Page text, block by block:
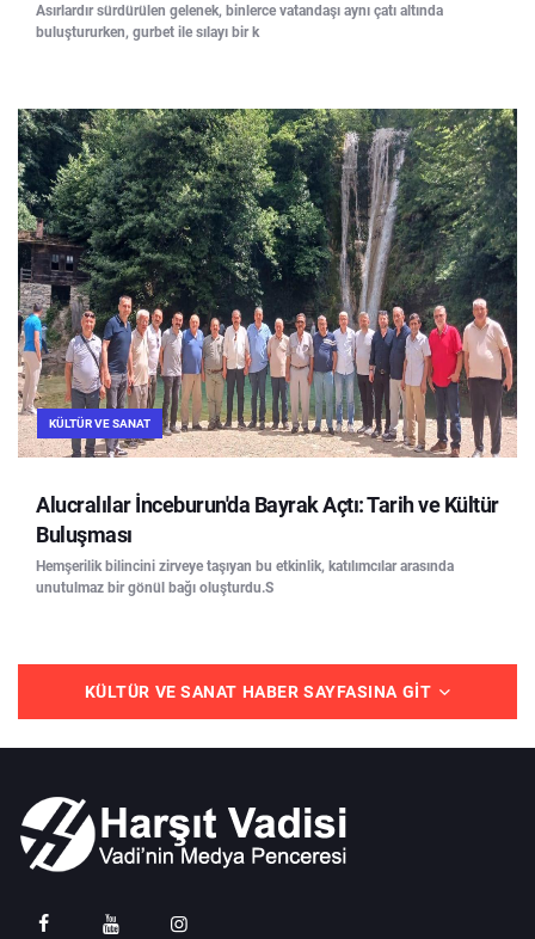
Asırlardır sürdürülen gelenek, binlerce vatandaşı aynı çatı altında
buluştururken, gurbet ile sılayı bir k
KÜLTÜR VE SANAT
Alucralılar İnceburun'da Bayrak Açtı: Tarih ve Kültür
Buluşması
Hemşerilik bilincini zirveye taşıyan bu etkinlik, katılımcılar arasında
unutulmaz bir gönül bağı oluşturdu.S
KÜLTÜR VE SANAT HABER SAYFASINA GIT